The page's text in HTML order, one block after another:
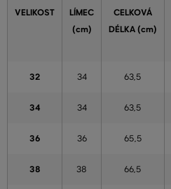
VELIKOST
LÍMEC
(cm)
CELKOVÁ
DÉLKA (cm)
32 34 63,5
34 34 63,5
36 36 65,5
38 38 66,5